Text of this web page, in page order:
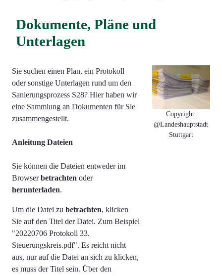
Dokumente, Pläne und
Unterlagen
Sie suchen einen Plan, ein Protokoll
oder sonstige Unterlagen rund um den
Sanierungsprozess S28? Hier haben wir
eine Sammlung an Dokumenten für Sie
zusammengestellt.
Anleitung Dateien
Sie können die Dateien entweder im
Browserbetrachten oder
herunterladen.
Um die Datei zu betrachten, klicken
Sie auf den Titel der Datei. Zum Beispiel
"20220706 Protokoll 33.
Steuerungskreis.pdf". Es reicht nicht
aus, nur auf die Datei an sich zu klicken,
es muss der Titel sein. Über den
Copyright:
@Landeshauptstadt
Stuttgart